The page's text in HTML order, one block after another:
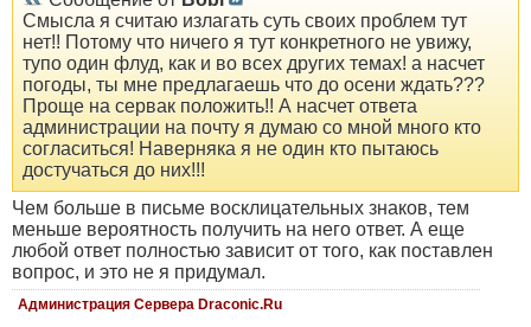
Смысла я считаю излагать суть своих проблем тут
нет!! Потому что ничего я тут конкретного не увижу,
тупо один флуд, как и во всех других темах! а насчет
погоды, ты мне предлагаешь что до осени ждать???
Проще на сервак положить!! А насчет ответа
администрации на почту я думаю со мной много кто
согласиться! Наверняка я не один кто пытаюсь
достучаться до них!!!
Чем больше в письме восклицательных знаков, тем
меньше вероятность получить на него ответ. А еще
любой ответ полностью зависит от того, как поставлен
вопрос, и это не я придумал.
Администрация Сервера Draconic.Ru